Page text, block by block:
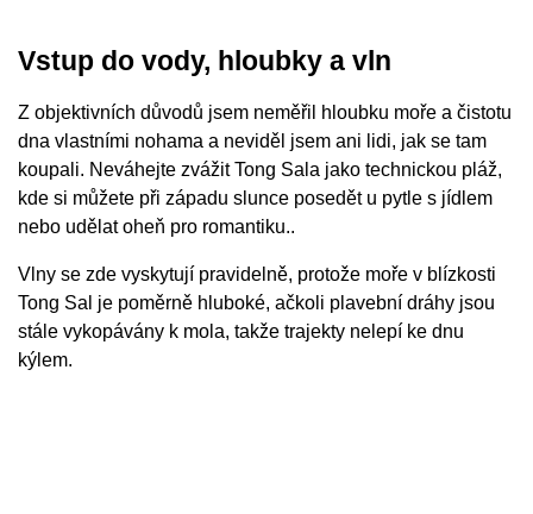
Vstup do vody, hloubky a vln
Z objektivních důvodů jsem neměřil hloubku moře a čistotu
dna vlastními nohama a neviděl jsem ani lidi, jak se tam
koupali. Neváhejte zvážit Tong Sala jako technickou pláž,
kde si můžete při západu slunce posedět u pytle s jídlem
nebo udělat oheň pro romantiku..
Vlny se zde vyskytují pravidelně, protože moře v blízkosti
Tong Sal je poměrně hluboké, ačkoli plavební dráhy jsou
stále vykopávány k mola, takže trajekty nelepí ke dnu
kýlem.